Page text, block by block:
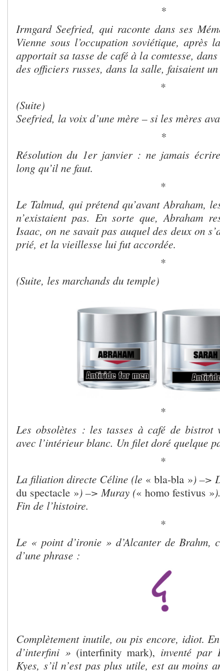
*
Irmgard Seefried, qui raconte dans ses
Vienne sous l’occupation soviétique, après
apportait sa tasse de café à la comtesse,
des officiers russes, dans la salle, faisaient
*
(Suite)
Seefried, la voix d’une mère – si les mères
*
Résolution du 1erjanvier : ne jamais
long qu’il ne faut.
*
Le Talmud, qui prétend qu’avant Abraham,
n’existaient pas. En sorte que, Abraham
Isaac, on ne savait pas auquel des deux on
prié, et la vieillesse lui fut accordée.
*
(Suite, les marchands du temple)
*
Les obsolètes : les tasses à café de bistrot
avec l’intérieur blanc. Un filet doré quelque
*
La filiation directe Céline (le « bla-bla ») –>
du spectacle ») –> Muray (« homo festivus »
Fin de l’histoire.
*
Le « point d’ironie » d’Alcanter de Brahm,
d’une phrase :
Complètement inutile, ou pis encore, idiot.
d’interfini » (interfinity mark), inventé par
Kyes, s’il n’est pas plus utile, est au moins